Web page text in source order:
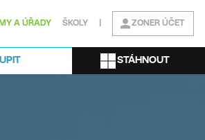
A ÚŘADY ŠKOLY ZONER ÚČET
STÁHNOUT